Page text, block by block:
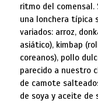
ritmo del
una lonchera típica
variados: arroz,
asiático), kimbap
coreanos), pollo
parecido a nuestro
de camote
de soya y aceite de